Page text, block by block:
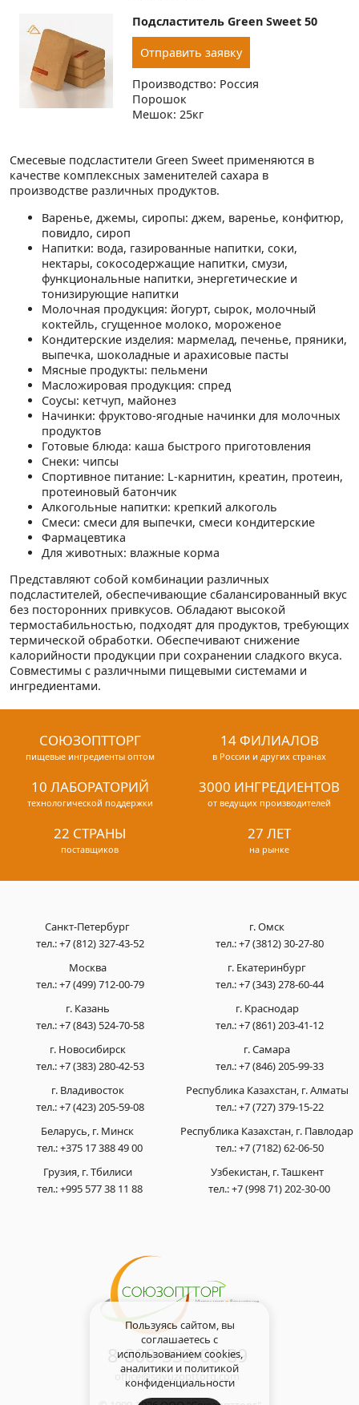
Подсластитель Green Sweet 50
Отправить заявку
Производство: Россия
Порошок
Мешок: 25кг
Смесевые подсластители Green Sweet применяются в
качестве комплексных заменителей сахара в
производстве различных продуктов.
Варенье, джемы, сиропы: джем, варенье, конфитюр,
повидло, сироп
Напитки: вода, газированные напитки, соки,
нектары, сокосодержащие напитки, смузи,
функциональные напитки, энергетические и
тонизирующие напитки
Молочная продукция: йогурт, сырок, молочный
коктейль, сгущенное молоко, мороженое
Кондитерские изделия: мармелад, печенье, пряники,
выпечка, шоколадные и арахисовые пасты
Мясные продукты: пельмени
Масложировая продукция: спред
Соусы: кетчуп, майонез
Начинки: фруктово-ягодные начинки для молочных
продуктов
Готовые блюда: каша быстрого приготовления
Снеки: чипсы
Спортивное питание: L-карнитин, креатин, протеин,
протеиновый батончик
Алкогольные напитки: крепкий алкоголь
Смеси: смеси для выпечки, смеси кондитерские
Фармацевтика
Для животных: влажные корма
Представляют собой комбинации различных
подсластителей, обеспечивающие сбалансированный вкус
без посторонних привкусов. Обладают высокой
термостабильностью, подходят для продуктов, требующих
термической обработки. Обеспечивают снижение
калорийности продукции при сохранении сладкого вкуса.
Совместимы с различными пищевыми системами и
ингредиентами.
СОЮЗОПТТОРГ
пищевые ингредиенты оптом
14 ФИЛИАЛОВ
в России и других странах
10 ЛАБОРАТОРИЙ
технологической поддержки
3000 ИНГРЕДИЕНТОВ
от ведущих производителей
22 СТРАНЫ
поставщиков
27 ЛЕТ
на рынке
Санкт-Петербург
тел.:+7 (812) 327-43-52
Москва
тел.:+7 (499) 712-00-79
г. Казань
тел.:+7 (843) 524-70-58
г. Новосибирск
тел.:+7 (383) 280-42-53
г. Омск
тел.:+7 (3812) 30-27-80
г. Екатеринбург
тел.:+7 (343) 278-60-44
г. Краснодар
тел.:+7 (861) 203-41-12
г. Самара
тел.:+7 (846) 205-99-33
г. Владивосток
тел.:+7 (423) 205-59-08
Беларусь, г. Минск
тел.:+375 17 388 49 00
Грузия, г. Тбилиси
тел.:+995 577 38 11 88
Республика Казахстан, г. Алматы
тел.:+7 (727) 379-15-22
Республика Казахстан, г. Павлодар
тел.:+7 (7182) 62-06-50
Узбекистан, г. Ташкент
тел.:+7 (998 71) 202-30-00
8-800-333-00-89
office@soyuzopttorg.com
Пользуясь сайтом, вы
соглашаетесь с
использованием cookies,
аналитики и политикой
конфиденциальности